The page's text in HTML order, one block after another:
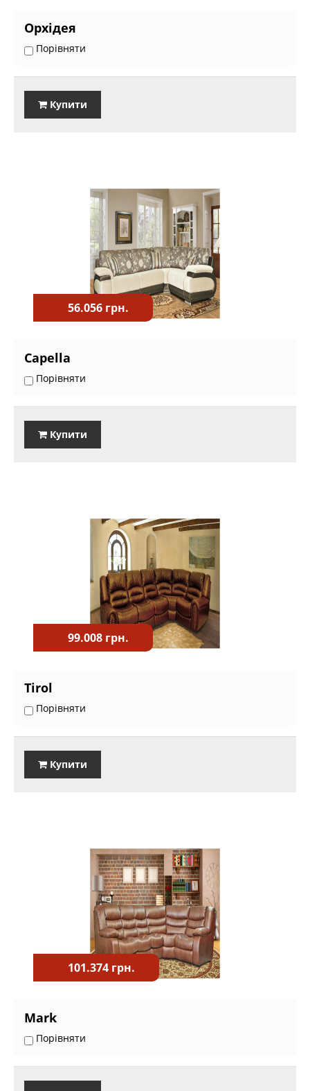
Орхідея
Порівняти
Купити
56.056 грн.
Capella
Порівняти
Купити
99.008 грн.
Tirol
Порівняти
Купити
101.374 грн.
Mark
Порівняти